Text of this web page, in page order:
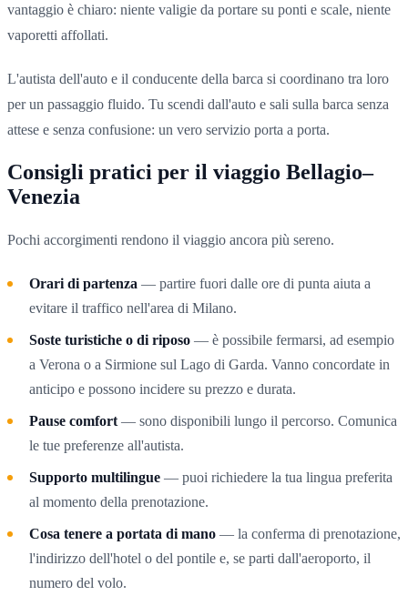
vantaggio è chiaro: niente valigie da portare su ponti e scale, niente
vaporetti affollati.
L'autista dell'auto e il conducente della barca si coordinano tra loro
per un passaggio fluido. Tu scendi dall'auto e sali sulla barca senza
attese e senza confusione: un vero servizio porta a porta.
Consigli pratici per il viaggio Bellagio–
Venezia
Pochi accorgimenti rendono il viaggio ancora più sereno.
Orari di partenza — partire fuori dalle ore di punta aiuta a
evitare il traffico nell'area di Milano.
Soste turistiche o di riposo — è possibile fermarsi, ad esempio
a Verona o a Sirmione sul Lago di Garda. Vanno concordate in
anticipo e possono incidere su prezzo e durata.
Pause comfort — sono disponibili lungo il percorso. Comunica
le tue preferenze all'autista.
Supporto multilingue — puoi richiedere la tua lingua preferita
al momento della prenotazione.
Cosa tenere a portata di mano — la conferma di prenotazione,
l'indirizzo dell'hotel o del pontile e, se parti dall'aeroporto, il
numero del volo.